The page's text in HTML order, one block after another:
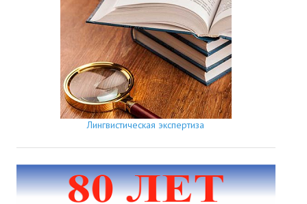
Лингвистическая экспертиза